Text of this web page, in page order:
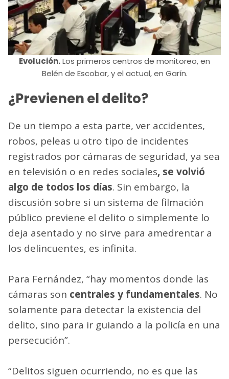
Evolución.Los primeros centros de monitoreo, en
Belén de Escobar, y el actual, en Garín.
¿Previenen el delito?
De un tiempo a esta parte, ver accidentes,
robos, peleas u otro tipo de incidentes
registrados por cámaras de seguridad, ya sea
en televisión o en redes sociales, se volvió
algo de todos los días. Sin embargo, la
discusión sobre si un sistema de filmación
público previene el delito o simplemente lo
deja asentado y no sirve para amedrentar a
los delincuentes, es infinita.
Para Fernández, “hay momentos donde las
cámaras son centrales y fundamentales. No
solamente para detectar la existencia del
delito, sino para ir guiando a la policía en una
persecución”.
“Delitos siguen ocurriendo, no es que las